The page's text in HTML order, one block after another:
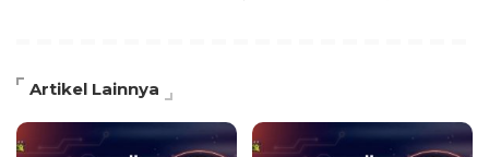
Artikel Lainnya